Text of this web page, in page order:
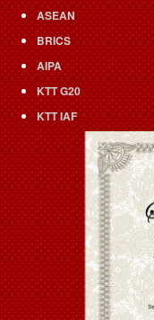
ASEAN
BRICS
AIPA
KTT G20
KTT IAF